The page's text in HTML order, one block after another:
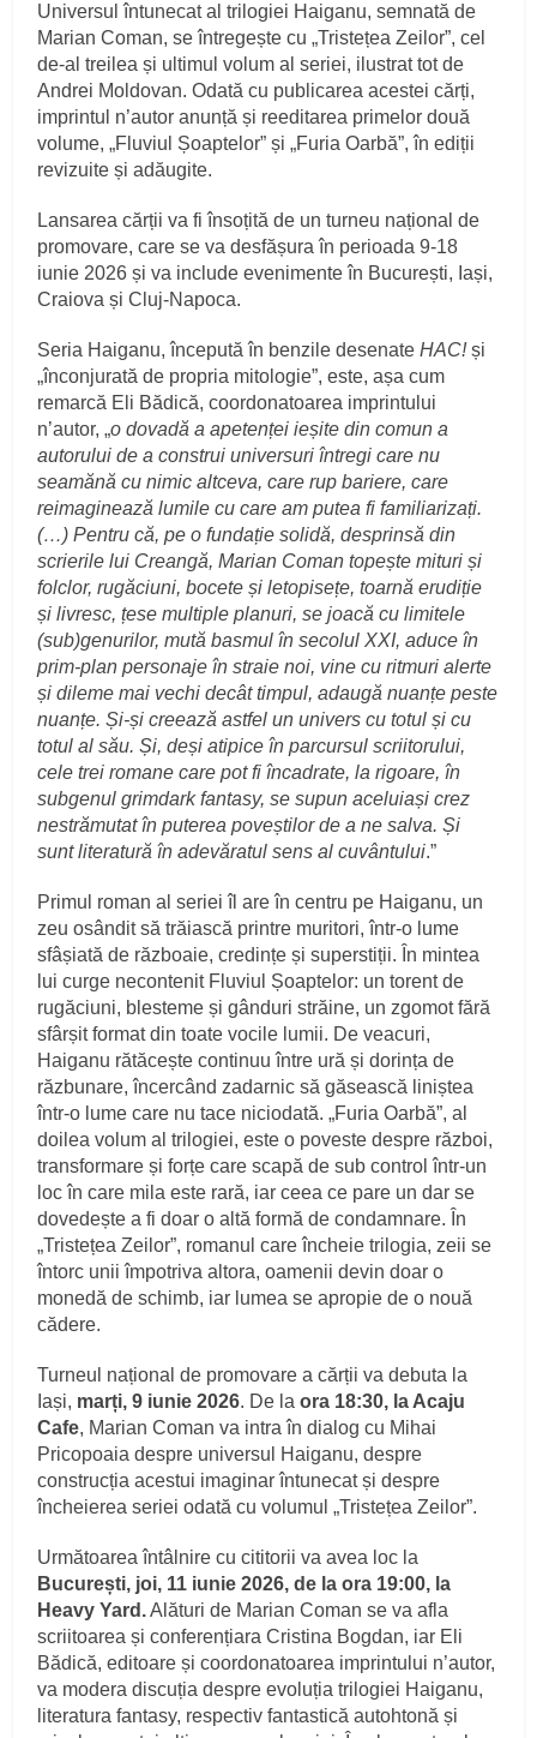
Universul întunecat al trilogiei Haiganu, semnată de
Marian Coman, se întregește cu „Tristețea Zeilor”, cel
de-al treilea și ultimul volum al seriei, ilustrat tot de
Andrei Moldovan. Odată cu publicarea acestei cărți,
imprintul n’autor anunță și reeditarea primelor două
volume, „Fluviul Șoaptelor” și „Furia Oarbă”, în ediții
revizuite și adăugite.
Lansarea cărții va fi însoțită de un turneu național de
promovare, care se va desfășura în perioada 9-18
iunie 2026 și va include evenimente în București, Iași,
Craiova și Cluj-Napoca.
Seria Haiganu, începută în benzile desenateHAC!și
„înconjurată de propria mitologie”, este, așa cum
remarcă Eli Bădică, coordonatoarea imprintului
n’autor, „o dovadă a apetenței ieșite din comun a
autorului de a construi universuri întregi care nu
seamănă cu nimic altceva, care rup bariere, care
reimaginează lumile cu care am putea fi familiarizați.
(…) Pentru că, pe o fundație solidă, desprinsă din
scrierile lui Creangă, Marian Coman topește mituri și
folclor, rugăciuni, bocete și letopisețe, toarnă erudiție
și livresc, țese multiple planuri, se joacă cu limitele
(sub)genurilor, mută basmul în secolul XXI, aduce în
prim-plan personaje în straie noi, vine cu ritmuri alerte
și dileme mai vechi decât timpul, adaugă nuanțe peste
nuanțe. Și-și creează astfel un univers cu totul și cu
totul al său. Și, deși atipice în parcursul scriitorului,
cele trei romane care pot fi încadrate, la rigoare, în
subgenul grimdark fantasy, se supun aceluiași crez
nestrămutat în puterea poveștilor de a ne salva. Și
sunt literatură în adevăratul sens al cuvântului.”
Primul roman al seriei îl are în centru pe Haiganu, un
zeu osândit să trăiască printre muritori, într-o lume
sfâșiată de războaie, credințe și superstiții. În mintea
lui curge necontenit Fluviul Șoaptelor: un torent de
rugăciuni, blesteme și gânduri străine, un zgomot fără
sfârșit format din toate vocile lumii. De veacuri,
Haiganu rătăcește continuu între ură și dorința de
răzbunare, încercând zadarnic să găsească liniștea
într-o lume care nu tace niciodată. „Furia Oarbă”, al
doilea volum al trilogiei, este o poveste despre război,
transformare și forțe care scapă de sub control într-un
loc în care mila este rară, iar ceea ce pare un dar se
dovedește a fi doar o altă formă de condamnare. În
„Tristețea Zeilor”, romanul care încheie trilogia, zeii se
întorc unii împotriva altora, oamenii devin doar o
monedă de schimb, iar lumea se apropie de o nouă
cădere.
Turneul național de promovare a cărții va debuta la
Iași, marți, 9 iunie 2026. De la ora 18:30, la Acaju
Cafe, Marian Coman va intra în dialog cu Mihai
Pricopoaia despre universul Haiganu, despre
construcția acestui imaginar întunecat și despre
încheierea seriei odată cu volumul „Tristețea Zeilor”.
Următoarea întâlnire cu cititorii va avea loc la
București, joi, 11 iunie 2026, de la ora 19:00, la
Heavy Yard.Alături de Marian Coman se va afla
scriitoarea și conferențiara Cristina Bogdan, iar Eli
Bădică, editoare și coordonatoarea imprintului n’autor,
va modera discuția despre evoluția trilogiei Haiganu,
literatura fantasy, respectiv fantastică autohtonă și